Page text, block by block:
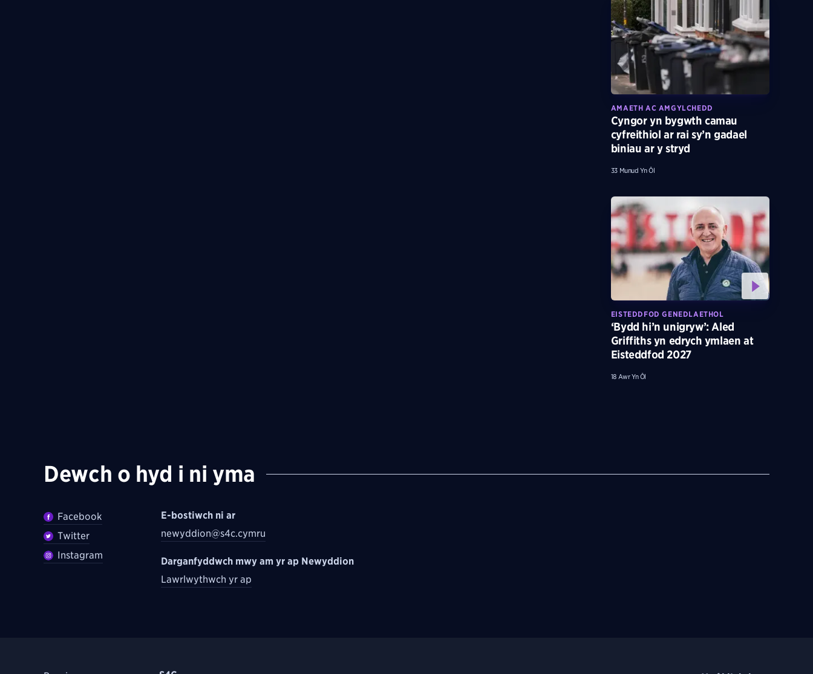
AMAETH AC AMGYLCHEDD
Cyngor yn bygwth camau
cyfreithiol ar rai sy’n gadael
biniau ar y stryd
33 Munud Yn Ôl
EISTEDDFOD GENEDLAETHOL
‘Bydd hi’n unigryw’: Aled
Griffiths yn edrych ymlaen at
Eisteddfod 2027
18 Awr Yn Ôl
Dewch o hyd i ni yma
Facebook
Twitter
Instagram
E-bostiwch ni ar
newyddion@s4c.cymru
Darganfyddwch mwy am yr ap Newyddion
Lawrlwythwch yr ap